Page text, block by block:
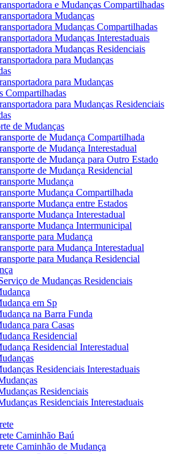
e Mudanças Compartilhadas
Mudanças
Mudanças Compartilhadas
Mudanças Interestaduais
Mudanças Residenciais
para Mudanças
para Mudanças
Compartilhadas
para Mudanças Residenciais
de Mudanças
de Mudança Compartilhada
de Mudança Interestadual
de Mudança para Outro Estado
de Mudança Residencial
Mudança
Mudança Compartilhada
Mudança entre Estados
Mudança Interestadual
Mudança Intermunicipal
para Mudança
para Mudança Interestadual
para Mudança Residencial
de Mudanças Residenciais
em Sp
na Barra Funda
para Casas
Residencial
Residencial Interestadual
Residenciais Interestaduais
Residenciais
Residenciais Interestaduais
Caminhão Baú
Caminhão de Mudança